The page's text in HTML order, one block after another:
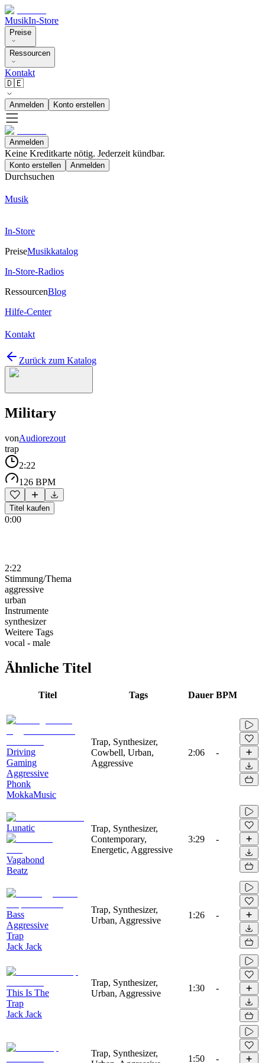
MusikIn-Store
Preise
Ressourcen
Kontakt
🇩🇪
Anmelden Konto erstellen
Anmelden
Keine Kreditkarte nötig. Jederzeit kündbar.
Konto erstellen Anmelden
Durchsuchen
Musik
In-Store
PreiseMusikkatalog
In-Store-Radios
RessourcenBlog
Hilfe-Center
Kontakt
Zurück zum Katalog
Military
vonAudiorezout
trap
2:22
126 BPM
Titel kaufen
0:00
2:22
Stimmung/Thema
aggressive
urban
Instrumente
synthesizer
Weitere Tags
vocal - male
Ähnliche Titel
Titel Tags Dauer BPM
Driving
Gaming
Aggressive
Phonk
MokkaMusic
Trap, Synthesizer,
Cowbell, Urban,
Aggressive
2:06 -
Lunatic
Vagabond
Beatz
Trap, Synthesizer,
Contemporary,
Energetic, Aggressive
3:29 -
Bass
Aggressive
Trap
Jack Jack
Trap, Synthesizer,
Urban, Aggressive
1:26 -
This Is The
Trap
Jack Jack
Trap, Synthesizer,
Urban, Aggressive
1:30 -
Trap, Synthesizer,
1:50 -